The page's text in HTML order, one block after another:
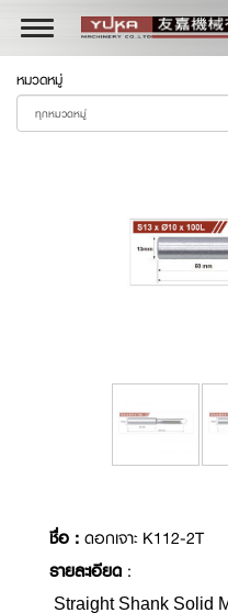
Toggle
navigation
หมวดหมู่
ชื่อ : ดอกเจาะ K112-2T
รายละเอียด :
Straight Shank Solid